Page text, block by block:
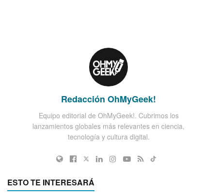
Redacción OhMyGeek!
Equipo editorial de OhMyGeek!. Cubrimos los
lanzamientos globales más relevantes en ciencia,
tecnología y cultura digital.
ESTO TE INTERESARÁ